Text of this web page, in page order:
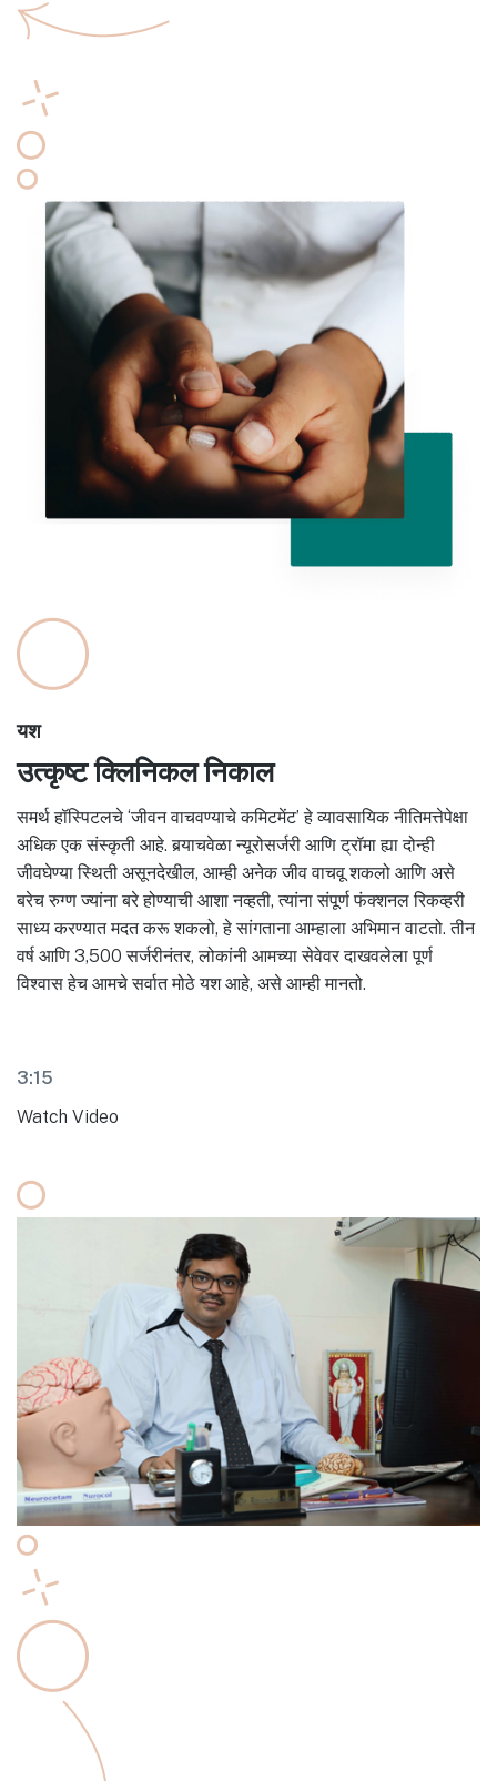
यश
उत्कृष्ट क्लिनिकल निकाल
समर्थ हॉस्पिटलचे ‘जीवन वाचवण्याचे कमिटमेंट’ हे व्यावसायिक नीतिमत्तेपेक्षा
अधिक एक संस्कृती आहे. बर्‍याचवेळा न्यूरोसर्जरी आणि ट्रॉमा ह्या दोन्ही
जीवघेण्या स्थिती असूनदेखील, आम्ही अनेक जीव वाचवू शकलो आणि असे
बरेच रुग्ण ज्यांना बरे होण्याची आशा नव्हती, त्यांना संपूर्ण फंक्शनल रिकव्हरी
साध्य करण्यात मदत करू शकलो, हे सांगताना आम्हाला अभिमान वाटतो. तीन
वर्ष आणि 3,500 सर्जरीनंतर, लोकांनी आमच्या सेवेवर दाखवलेला पूर्ण
विश्वास हेच आमचे सर्वात मोठे यश आहे, असे आम्ही मानतो.
3:15
Watch Video